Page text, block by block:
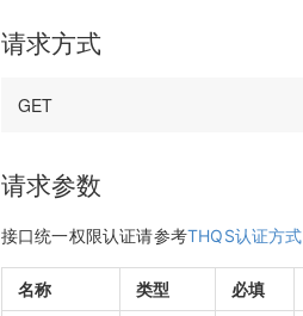
请求方式
请求参数
接口统一权限认证请参考THQS认证方式
名称 类型 必填